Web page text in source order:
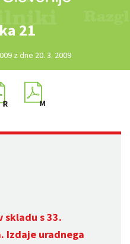
21
z dne 20. 3. 2009
skladu s 33.
Izdaje uradnega